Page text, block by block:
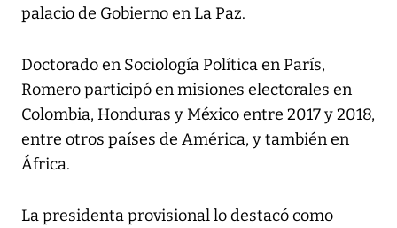
palacio de Gobierno en La Paz.
Doctorado en Sociología Política en París,
Romero participó en misiones electorales en
Colombia, Honduras y México entre 2017 y 2018,
entre otros países de América, y también en
África.
La presidenta provisional lo destacó como